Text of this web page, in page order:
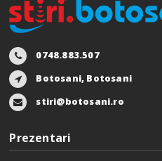
0748.883.507
Botosani, Botosani
stiri@botosani.ro
Prezentari